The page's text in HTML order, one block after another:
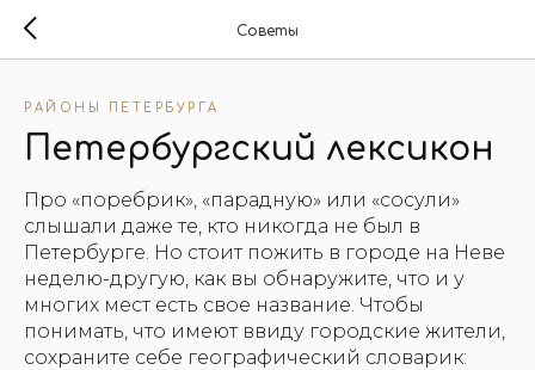
Советы
РАЙОНЫ ПЕТЕРБУРГА
Петербургский лексикон
Про «поребрик», «парадную» или «сосули»
слышали даже те, кто никогда не был в
Петербурге. Но стоит пожить в городе на Неве
неделю-другую, как вы обнаружите, что и у
многих мест есть свое название. Чтобы
понимать, что имеют ввиду городские жители,
сохраните себе географический словарик: